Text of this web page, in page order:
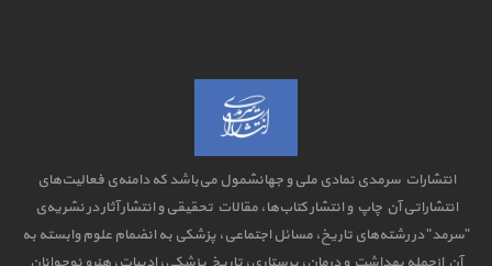
انتشارات سرمدی نمادی ملی و جهانشمول می‌باشد که دامنه‌ی فعالیت‌های
انتشاراتی آن چاپ و انتشار کتاب‌ها، مقالات تحقیقی و انتشار آثار در نشریه‌ی
"سرمد" در رشته‌های تاریخ، مسائل اجتماعی، پزشکی به انضمام علوم وابسته به